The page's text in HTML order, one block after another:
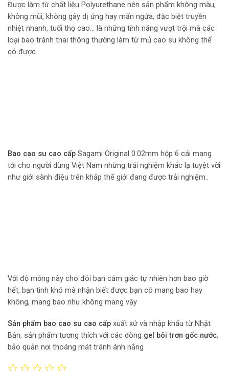
Được làm từ chất liệu Polyurethane nên sản phẩm không màu,
không mùi, không gây dị ứng hay mẩn ngứa, đặc biệt truyền
nhiệt nhanh, tuổi thọ cao… là những tính năng vượt trội mà các
loại bao tránh thai thông thường làm từ mủ cao su không thể
có được
Bao cao su cao cấp Sagami Original 0.02mm hộp 6 cái mang
tới cho người dùng Việt Nam những trải nghiệm khác lạ tuyệt vời
như giới sành điệu trên khắp thế giới đang được trải nghiệm..
Với độ mỏng này cho đôi bạn cảm giác tự nhiên hơn bao giờ
hết, bạn tình khó mà nhận biết được bạn có mang bao hay
không, mang bao như không mang vậy
Sản phẩm bao cao su cao cấp xuất xứ và nhập khẩu từ Nhật
Bản, sản phẩm tương thích với các dòng gel bôi trơn gốc nước,
bảo quản nơi thoáng mát tránh ánh nắng